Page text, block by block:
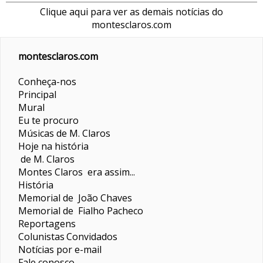
Clique aqui para ver as demais notícias do
montesclaros.com
montesclaros.com
Conheça-nos
Principal
Mural
Eu te procuro
Músicas de M. Claros
Hoje na história
de M. Claros
Montes Claros era assim...
História
Memorial de João Chaves
Memorial de Fialho Pacheco
Reportagens
ColunistasConvidados
Notícias por e-mail